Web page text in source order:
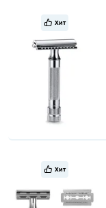
Хит
Хит